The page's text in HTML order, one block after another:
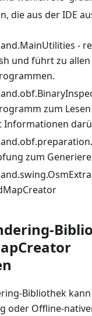
die aus der IDE
-
und führt zu
zum
Informationen
zum
Bibliothek
oder Offline-